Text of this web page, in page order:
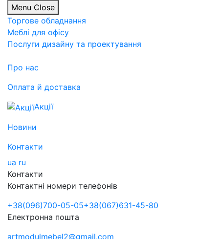
Menu Close
Торгове обладнання
Меблі для офісу
Послуги дизайну та проектування
Про нас
Оплата й доставка
Акції
Новини
Контакти
ua ru
Контакти
Контактні номери телефонів
+38(096)700-05-05+38(067)631-45-80
Електронна пошта
artmodulmebel2@gmail.com